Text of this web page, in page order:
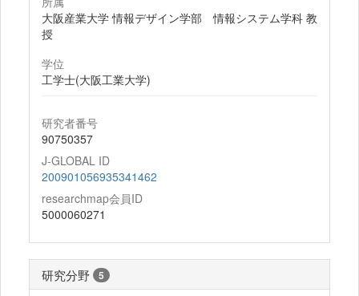
大阪産業大学 情報デザイン学部 情報システム学科 教
授
学位
工学士(大阪工業大学)
研究者番号
90750357
J-GLOBAL ID
200901056935341462
researchmap会員ID
5000060271
研究分野 5